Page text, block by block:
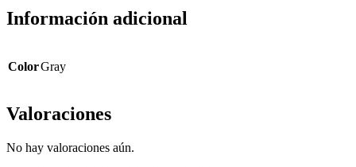
Información adicional
ColorGray
Valoraciones
No hay valoraciones aún.